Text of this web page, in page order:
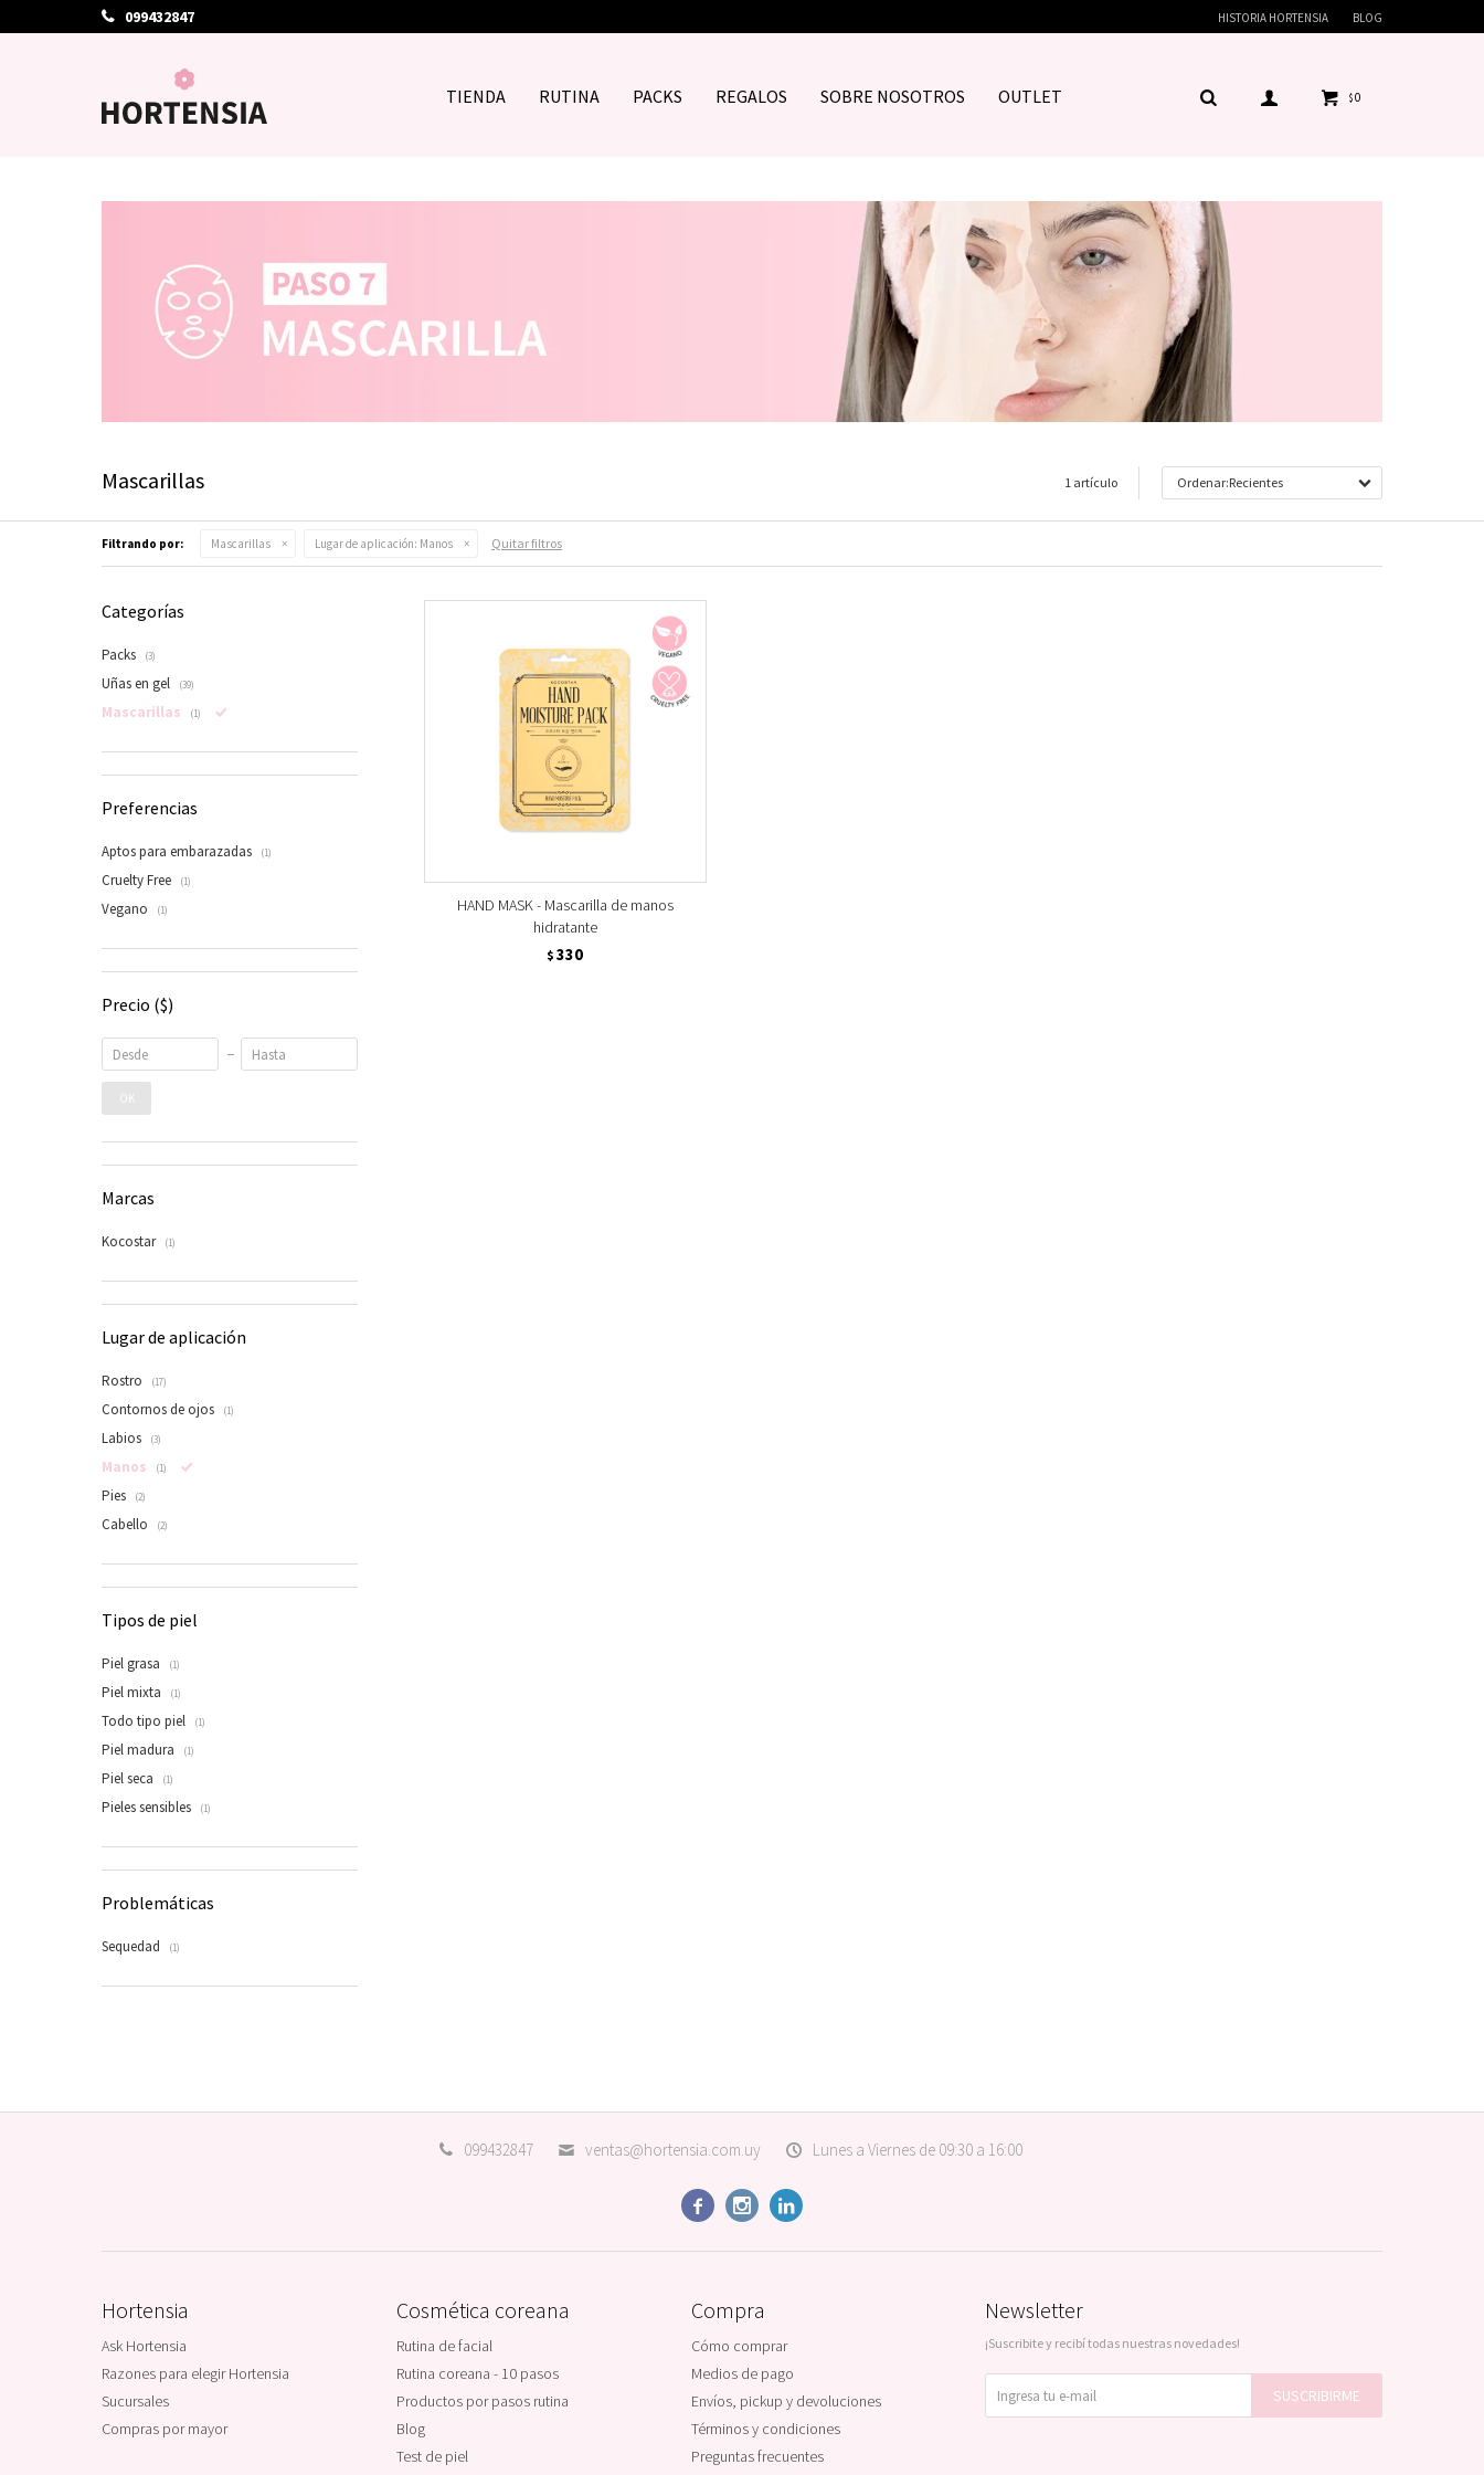
TIENDA RUTINA PACKS REGALOS SOBRE NOSOTROS OUTLET $0
099432847 HISTORIA HORTENSIA BLOG
Mascarillas 1 artículo Recientes
Filtrando por: Mascarillas Lugar de aplicación: Manos Quitar filtros
HAND MASK - Mascarilla de manos
hidratante
$ 330
Categorías
Packs (3)
Uñas en gel (39)
Mascarillas (1)
Preferencias
Aptos para embarazadas (1)
Cruelty Free (1)
Vegano (1)
Precio ($)
OK
Marcas
Kocostar (1)
Lugar de aplicación
Rostro (17)
Contornos de ojos (1)
Labios (3)
Manos (1)
Pies (2)
Cabello (2)
Tipos de piel
Piel grasa (1)
Piel mixta (1)
Todo tipo piel (1)
Piel madura (1)
Piel seca (1)
Pieles sensibles (1)
Problemáticas
Sequedad (1)
099432847 ventas@hortensia.com.uy Lunes a Viernes de 09:30 a 16:00
  
Hortensia
Ask Hortensia
Razones para elegir Hortensia
Sucursales
Compras por mayor
Cosmética coreana
Rutina de facial
Rutina coreana - 10 pasos
Productos por pasos rutina
Blog
Test de piel
Compra
Cómo comprar
Medios de pago
Envíos, pickup y devoluciones
Términos y condiciones
Preguntas frecuentes
Newsletter
¡Suscribite y recibí todas nuestras novedades!
SUSCRIBIRME